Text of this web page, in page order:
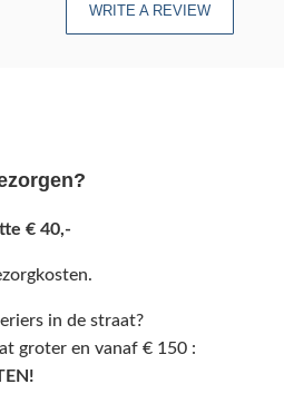
WRITE A REVIEW
€ 40,-
in de straat?
groter en vanaf € 150 :